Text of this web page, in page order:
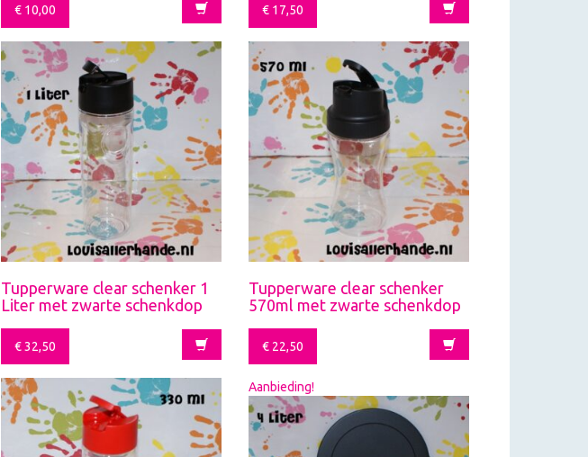
€10,00 €17,50
Tupperware clear schenker 1
Liter met zwarte schenkdop
€32,50
Tupperware clear schenker
570ml met zwarte schenkdop
€22,50
Aanbieding!